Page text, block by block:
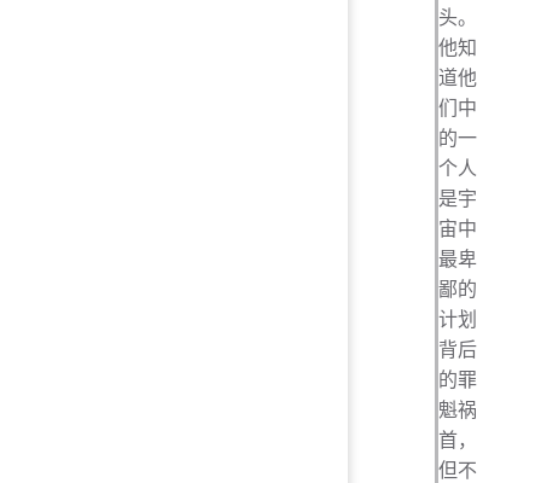
头。
他知
道他
们中
的一
个人
是宇
宙中
最卑
鄙的
计划
背后
的罪
魁祸
首，
但不